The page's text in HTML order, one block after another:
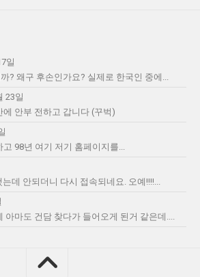
일
? 왜구 후손인가요? 실제로 한국인 중에...
23일
에 안부 전하고 갑니다 (꾸벅)
98년 여기 저기 홈페이지를...
데 안되더니 다시 접속되네요. 오예!!!!...
아마도 건담 찾다가 들어오게 된거 같은데....